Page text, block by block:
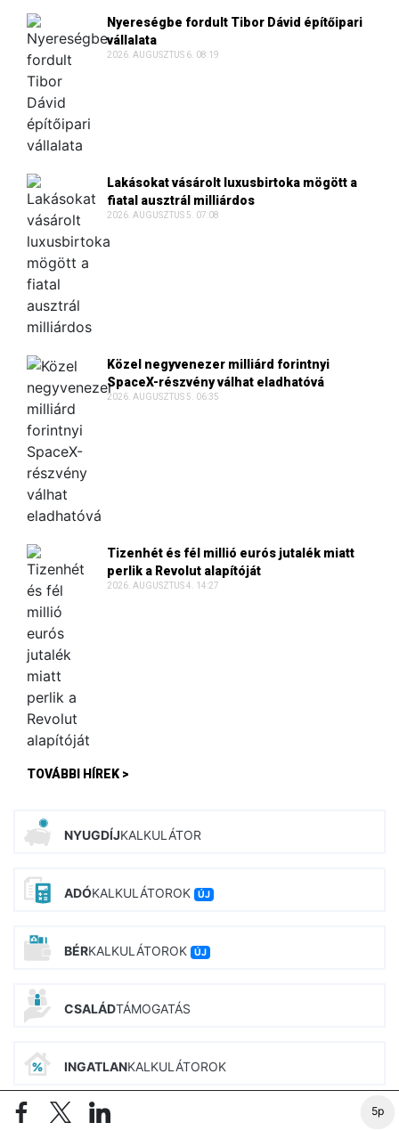
5p
Nyereségbe fordult Tibor Dávid építőipari
vállalata
2026. AUGUSZTUS 6. 08:19
Lakásokat vásárolt luxusbirtoka mögött a
fiatal ausztrál milliárdos
2026. AUGUSZTUS 5. 07:08
Közel negyvenezer milliárd forintnyi
SpaceX-részvény válhat eladhatóvá
2026. AUGUSZTUS 5. 06:35
Tizenhét és fél millió eurós jutalék miatt
perlik a Revolut alapítóját
2026. AUGUSZTUS 4. 14:27
TOVÁBBI HÍREK >
NYUGDÍJKALKULÁTOR
ADÓKALKULÁTOROK ÚJ
BÉRKALKULÁTOROK ÚJ
CSALÁDTÁMOGATÁS
INGATLANKALKULÁTOROK
PIAC&PROFIT CIKKEI